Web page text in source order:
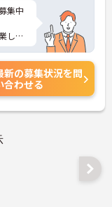
集中
して
細を
。
新の募集状況を問
合わせる